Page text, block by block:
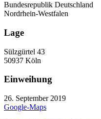
Bundesrepublik Deutschland
Nordrhein-Westfalen
Lage
Sülzgürtel 43
50937 Köln
Einweihung
26. September 2019
Google-Maps